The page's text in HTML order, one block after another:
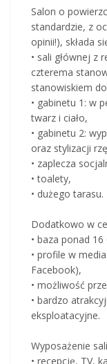
Salon o
standardzie, z
opinii!), składa
• sali głównej z
czterema
stanowiskiem
• gabinetu 1: w
twarz i ciało,
• gabinetu 2:
oraz stylizacji
• zaplecza
• toalety,
• dużego tarasu.
Dodatkowo w
• baza ponad
• profile w
Facebook),
• możliwość
• bardzo
eksploatacyjne.
Wyposażenie
• recepcję, TV,